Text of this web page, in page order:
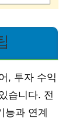
, 투자 수익
습니다. 전
과 연계